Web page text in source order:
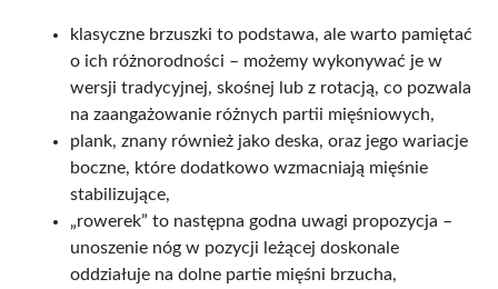
klasyczne brzuszki to podstawa, ale warto pamiętać
o ich różnorodności – możemy wykonywać je w
wersji tradycyjnej, skośnej lub z rotacją, co pozwala
na zaangażowanie różnych partii mięśniowych,
plank, znany również jako deska, oraz jego wariacje
boczne, które dodatkowo wzmacniają mięśnie
stabilizujące,
„rowerek” to następna godna uwagi propozycja –
unoszenie nóg w pozycji leżącej doskonale
oddziałuje na dolne partie mięśni brzucha,